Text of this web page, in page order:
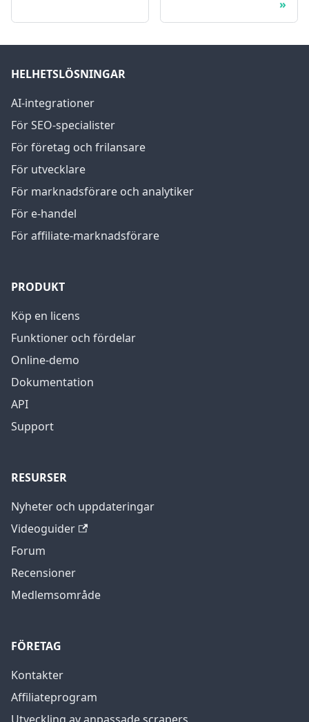
HELHETSLÖSNINGAR
AI-integrationer
För SEO-specialister
För företag och frilansare
För utvecklare
För marknadsförare och analytiker
För e-handel
För affiliate-marknadsförare
PRODUKT
Köp en licens
Funktioner och fördelar
Online-demo
Dokumentation
API
Support
RESURSER
Nyheter och uppdateringar
Videoguider
Forum
Recensioner
Medlemsområde
FÖRETAG
Kontakter
Affiliateprogram